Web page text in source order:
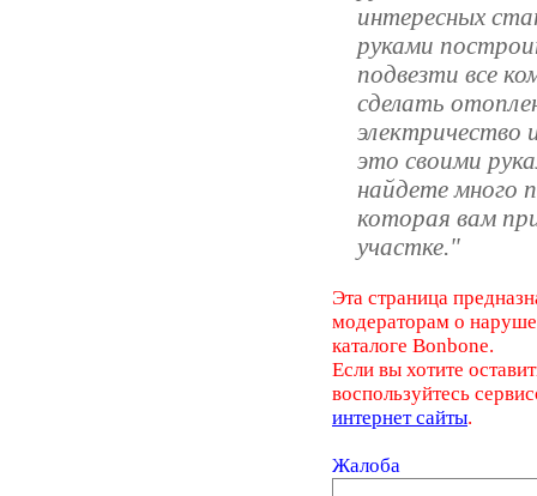
интересных
руками
подвезти все
сделать
электричество
это своими
найдете много
которая вам
участке."
Эта страница
модераторам о
каталоге Bonbone.
Если вы хотите
воспользуйтесь
интернет сайты.
Жалоба